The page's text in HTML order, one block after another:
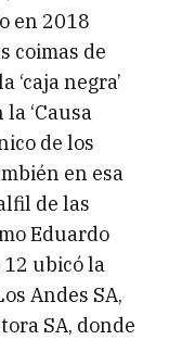
en 2018
coimas de
negra’
‘Causa
de los
en esa
de las
Eduardo
12 ubicó la
Andes SA,
SA, donde